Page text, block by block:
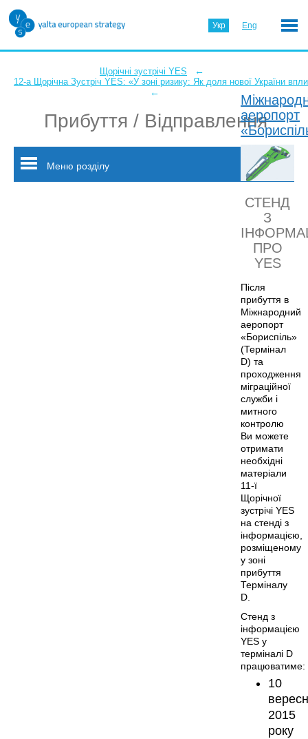
Укр Eng
Щорічні зустрічі YES ←
12-а Щорічна Зустріч YES: «У зоні ризику: Як доля нової України
←
Прибуття / Відправлення
Меню розділу
аеропорт
СТЕНД
З
ПРО
YES
Після
прибуття в
Міжнародний
аеропорт
«Бориспіль»
(Термінал
D) та
проходження
міграційної
служби і
митного
контролю
Ви можете
отримати
необхідні
матеріали
11-ї
Щорічної
зустрічі YES
на стенді з
інформацією,
розміщеному
у зоні
прибуття
Терміналу
D.
Стенд з
інформацією
YES у
терміналі D
працюватиме:
10
2015
року